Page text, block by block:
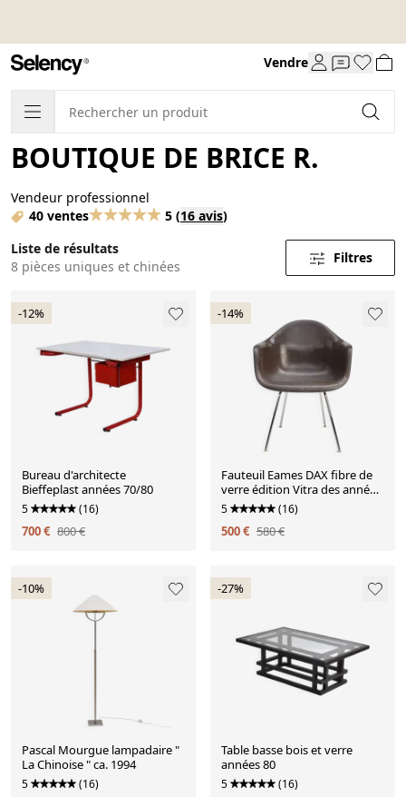
Vendre
BOUTIQUE DE BRICE R.
Vendeur professionnel
40 ventes
5 (16 avis)
Liste de résultats
8 pièces uniques et chinées
Filtres
-12%
Bureau d'architecte
Bieffeplast années 70/80
5 (16)
700 € 800 €
-14%
Fauteuil Eames DAX fibre de
verre édition Vitra des années
60/70
5 (16)
500 € 580 €
-10%
Pascal Mourgue lampadaire "
La Chinoise " ca. 1994
5 (16)
-27%
Table basse bois et verre
années 80
5 (16)